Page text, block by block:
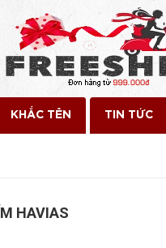
KHẮC TÊN TIN TỨC
HAVIAS